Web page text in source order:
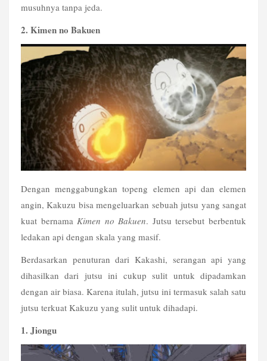
musuhnya tanpa jeda.
2. Kimen no Bakuen
Dengan menggabungkan topeng elemen api dan elemen
angin, Kakuzu bisa mengeluarkan sebuah jutsu yang sangat
kuat bernama Kimen no Bakuen. Jutsu tersebut berbentuk
ledakan api dengan skala yang masif.
Berdasarkan penuturan dari Kakashi, serangan api yang
dihasilkan dari jutsu ini cukup sulit untuk dipadamkan
dengan air biasa. Karena itulah, jutsu ini termasuk salah satu
jutsu terkuat Kakuzu yang sulit untuk dihadapi.
1. Jiongu